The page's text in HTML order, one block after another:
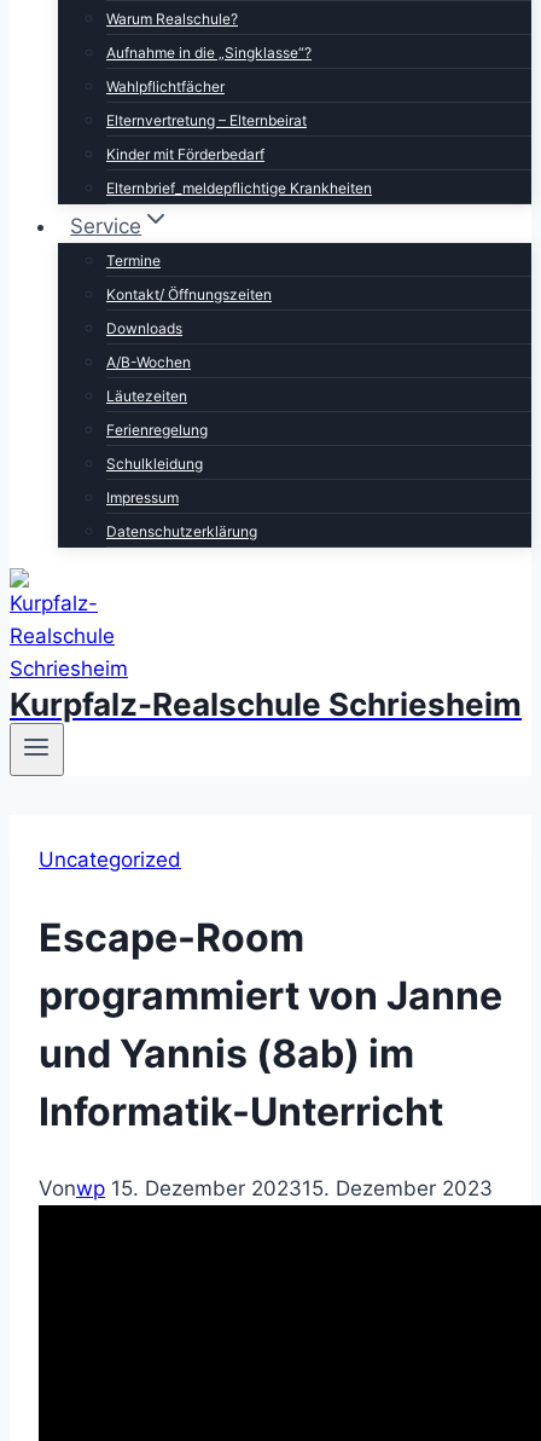
Warum Realschule?
Aufnahme in die „Singklasse“?
Wahlpflichtfächer
Elternvertretung – Elternbeirat
Kinder mit Förderbedarf
Elternbrief_meldepflichtige Krankheiten
Service
Termine
Kontakt/ Öffnungszeiten
Downloads
A/B-Wochen
Läutezeiten
Ferienregelung
Schulkleidung
Impressum
Datenschutzerklärung
Kurpfalz-Realschule Schriesheim
Uncategorized
Escape-Room
programmiert von Janne
und Yannis (8ab) im
Informatik-Unterricht
Vonwp 15. Dezember 202315. Dezember 2023